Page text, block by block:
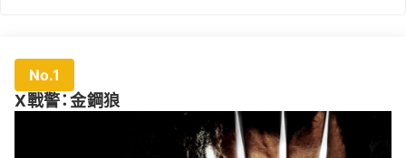
No.1
X戰警：金鋼狼